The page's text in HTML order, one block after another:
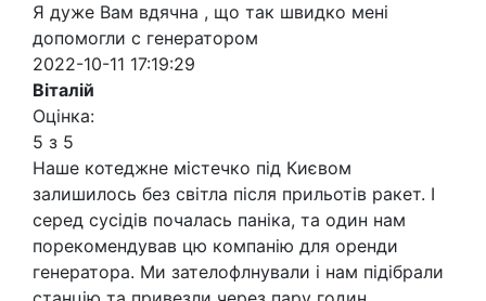
Я дуже Вам вдячна , що так швидко мені
допомогли с генератором
2022-10-11 17:19:29
Віталій
Оцінка:
5 з 5
Наше котеджне містечко під Києвом
залишилось без світла після прильотів ракет. І
серед сусідів почалась паніка, та один нам
порекомендував цю компанію для оренди
генератора. Ми зателофлнували і нам підібрали